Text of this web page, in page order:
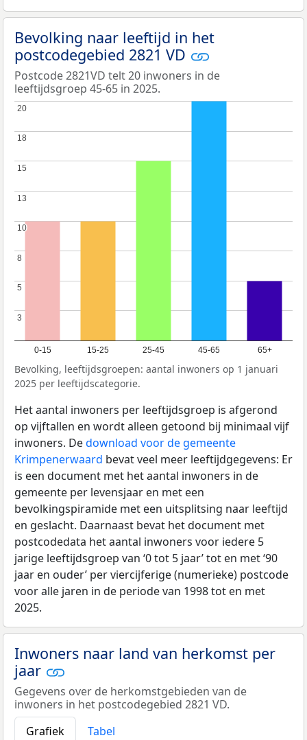
Bevolking naar leeftijd in het
postcodegebied 2821 VD
Postcode 2821VD telt 20 inwoners in de
leeftijdsgroep 45-65 in 2025.
0-15 15-25 25-45 45-65 65+
3
3
5
5
8
8
10
10
13
13
15
15
18
18
20
20
Bevolking, leeftijdsgroepen: aantal inwoners op 1 januari
2025 per leeftijdscategorie.
Het aantal inwoners per leeftijdsgroep is afgerond
op vijftallen en wordt alleen getoond bij minimaal vijf
inwoners. Dedownload voor de gemeente
Krimpenerwaard bevat veel meer leeftijdgegevens: Er
is een document met het aantal inwoners in de
gemeente per levensjaar en met een
bevolkingspiramide met een uitsplitsing naar leeftijd
en geslacht. Daarnaast bevat het document met
postcodedata het aantal inwoners voor iedere 5
jarige leeftijdsgroep van ‘0 tot 5 jaar’ tot en met ‘90
jaar en ouder’ per viercijferige (numerieke) postcode
voor alle jaren in de periode van 1998 tot en met
2025.
Inwoners naar land van herkomst per
jaar
Gegevens over de herkomstgebieden van de
inwoners in het postcodegebied 2821 VD.
Grafiek
Tabel